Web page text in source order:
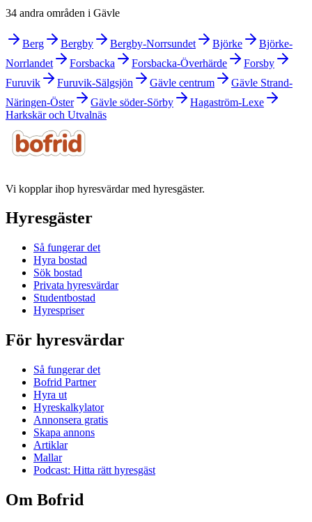
34 andra områden i Gävle
Berg Bergby Bergby-Norrsundet Björke
Björke-
Norrlandet
Forsbacka Forsbacka-Överhärde
Forsby
Furuvik
Furuvik-Sälgsjön Gävle centrum
Gävle Strand-
Näringen-Öster
Gävle söder-Sörby
Hagaström-Lexe
Harkskär och Utvalnäs
Vi kopplar ihop hyresvärdar med hyresgäster.
Hyresgäster
Så fungerar det
Hyra bostad
Sök bostad
Privata hyresvärdar
Studentbostad
Hyrespriser
För hyresvärdar
Så fungerar det
Bofrid Partner
Hyra ut
Hyreskalkylator
Annonsera gratis
Skapa annons
Artiklar
Mallar
Podcast: Hitta rätt hyresgäst
Om Bofrid